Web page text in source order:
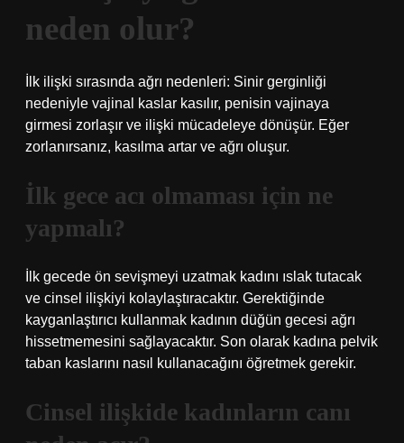
neden olur?
İlk ilişki sırasında ağrı nedenleri: Sinir gerginliği
nedeniyle vajinal kaslar kasılır, penisin vajinaya
girmesi zorlaşır ve ilişki mücadeleye dönüşür. Eğer
zorlanırsanız, kasılma artar ve ağrı oluşur.
İlk gece acı olmaması için ne
yapmalı?
İlk gecede ön sevişmeyi uzatmak kadını ıslak tutacak
ve cinsel ilişkiyi kolaylaştıracaktır. Gerektiğinde
kayganlaştırıcı kullanmak kadının düğün gecesi ağrı
hissetmemesini sağlayacaktır. Son olarak kadına pelvik
taban kaslarını nasıl kullanacağını öğretmek gerekir.
Cinsel ilişkide kadınların canı